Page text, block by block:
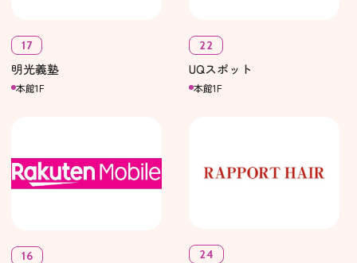
17
明光義塾
本館1F
22
UQスポット
本館1F
16 24